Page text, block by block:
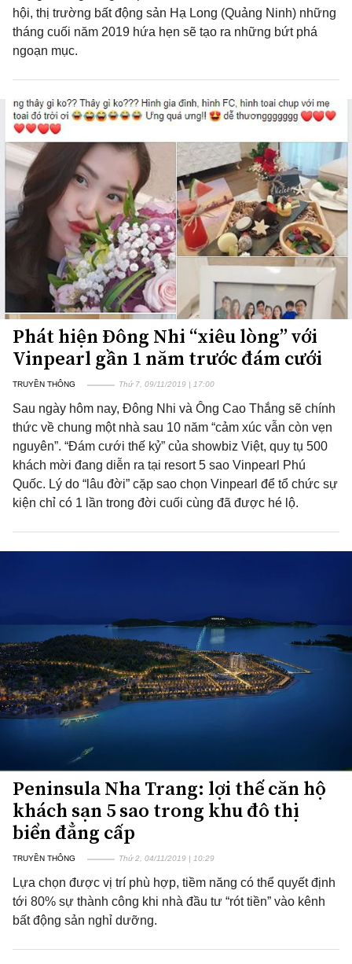
hội, thị trường bất động sản Hạ Long (Quảng Ninh) những
tháng cuối năm 2019 hứa hẹn sẽ tạo ra những bứt phá
ngoạn mục.
Phát hiện Đông Nhi “xiêu lòng” với
Vinpearl gần 1 năm trước đám cưới
TRUYỀN THÔNG Thứ 7, 09/11/2019 | 17:00
Sau ngày hôm nay, Đông Nhi và Ông Cao Thắng sẽ chính
thức về chung một nhà sau 10 năm “cảm xúc vẫn còn vẹn
nguyên”. “Đám cưới thế kỷ” của showbiz Việt, quy tụ 500
khách mời đang diễn ra tại resort 5 sao Vinpearl Phú
Quốc. Lý do “lâu đời” cặp sao chọn Vinpearl để tổ chức sự
kiện chỉ có 1 lần trong đời cuối cùng đã được hé lộ.
Peninsula Nha Trang: lợi thế căn hộ
khách sạn 5 sao trong khu đô thị
biển đẳng cấp
TRUYỀN THÔNG Thứ 2, 04/11/2019 | 10:29
Lựa chọn được vị trí phù hợp, tiềm năng có thể quyết định
tới 80% sự thành công khi nhà đầu tư “rót tiền” vào kênh
bất động sản nghỉ dưỡng.